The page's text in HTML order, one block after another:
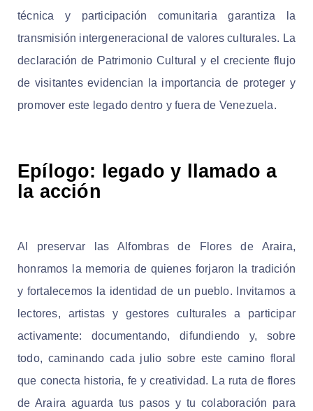
técnica y participación comunitaria garantiza la
transmisión intergeneracional de valores culturales. La
declaración de Patrimonio Cultural y el creciente flujo
de visitantes evidencian la importancia de proteger y
promover este legado dentro y fuera de Venezuela.
Epílogo: legado y llamado a
la acción
Al preservar las Alfombras de Flores de Araira,
honramos la memoria de quienes forjaron la tradición
y fortalecemos la identidad de un pueblo. Invitamos a
lectores, artistas y gestores culturales a participar
activamente: documentando, difundiendo y, sobre
todo, caminando cada julio sobre este camino floral
que conecta historia, fe y creatividad. La ruta de flores
de Araira aguarda tus pasos y tu colaboración para